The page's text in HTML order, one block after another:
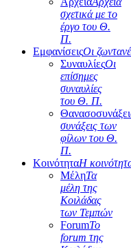
σχετικά με το
έργο του Θ.
Π.
ΕμφανίσειςΟι
ΣυναυλίεςΟι
επίσημες
συναυλίες
του Θ. Π.
συνάξεις των
φίλων του Θ.
Π.
ΚοινότηταΗ
ΜέληΤα
μέλη της
Κοιλάδας
των Τεμπών
ForumΤο
forum της